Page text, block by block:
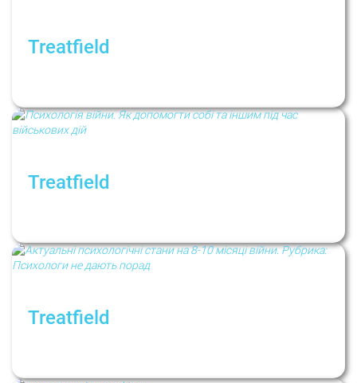
Treatfield
Treatfield
Treatfield